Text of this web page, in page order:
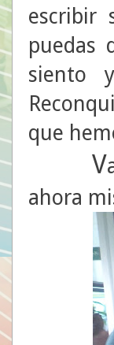
escribir
puedas
siento
que
V
ahora